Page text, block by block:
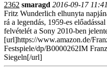
2362 smaragd 2016-09-17
Fritz Wunderlich elhunyta
rá a legendás, 1959-es
felvételét a Sony 2010-ben
[url]https://www.amazon.de/
Festspiele/dp/B0000262IM
Siegeln[/url]